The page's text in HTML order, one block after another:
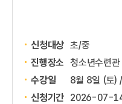
신청대상 초/중
진행장소 청소년수련
수강일
8월 8일 (토)
신청기간 2026-07-